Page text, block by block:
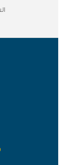
السبت